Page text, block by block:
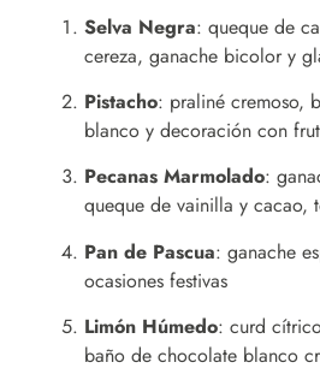
Selva Negra: queque de
cereza, ganache bicolor y
Pistacho: praliné cremoso,
blanco y decoración con
Pecanas Marmolado:
queque de vainilla y cacao,
Pan de Pascua: ganache
ocasiones festivas
Limón Húmedo: curd
baño de chocolate blanco